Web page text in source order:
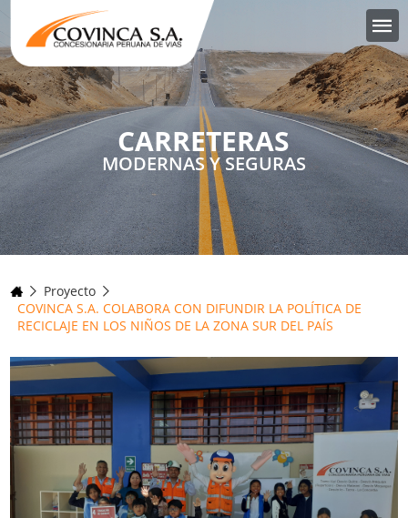
CARRETERAS
MODERNAS Y SEGURAS
Proyecto
COVINCA S.A. COLABORA CON DIFUNDIR LA POLÍTICA DE
RECICLAJE EN LOS NIÑOS DE LA ZONA SUR DEL PAÍS